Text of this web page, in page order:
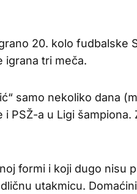
20. kolo fudbalske
igrana tri meča.
samo nekoliko dana
PSŽ-a u Ligi šampiona.
formi i koji dugo nisu
utakmicu.